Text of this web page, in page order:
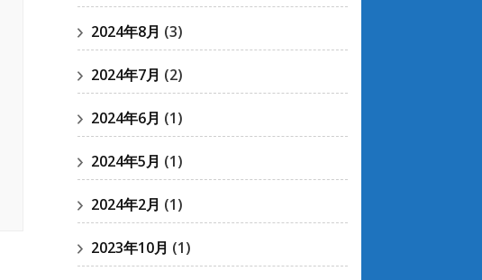
2024年8月 (3)
2024年7月 (2)
2024年6月 (1)
2024年5月 (1)
2024年2月 (1)
2023年10月 (1)